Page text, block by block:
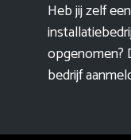
Heb jij zelf
opgenomen?
bedrijf